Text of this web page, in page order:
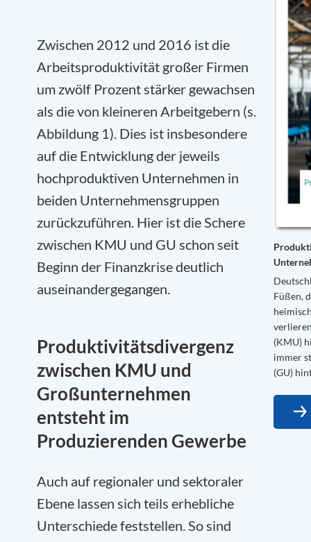
Zwischen 2012 und 2016 ist die
Arbeitsproduktivität großer Firmen
um zwölf Prozent stärker gewachsen
als die von kleineren Arbeitgebern (s.
Abbildung 1). Dies ist insbesondere
auf die Entwicklung der jeweils
hochproduktiven Unternehmen in
beiden Unternehmensgruppen
zurückzuführen. Hier ist die Schere
zwischen KMU und GU schon seit
Beginn der Finanzkrise deutlich
auseinandergegangen.
Produktivitätsdivergenz
zwischen KMU und
Großunternehmen
entsteht im
Produzierenden Gewerbe
Auch auf regionaler und sektoraler
Ebene lassen sich teils erhebliche
Unterschiede feststellen. So sind
Füßen,
(KMU)
immer
(GU)